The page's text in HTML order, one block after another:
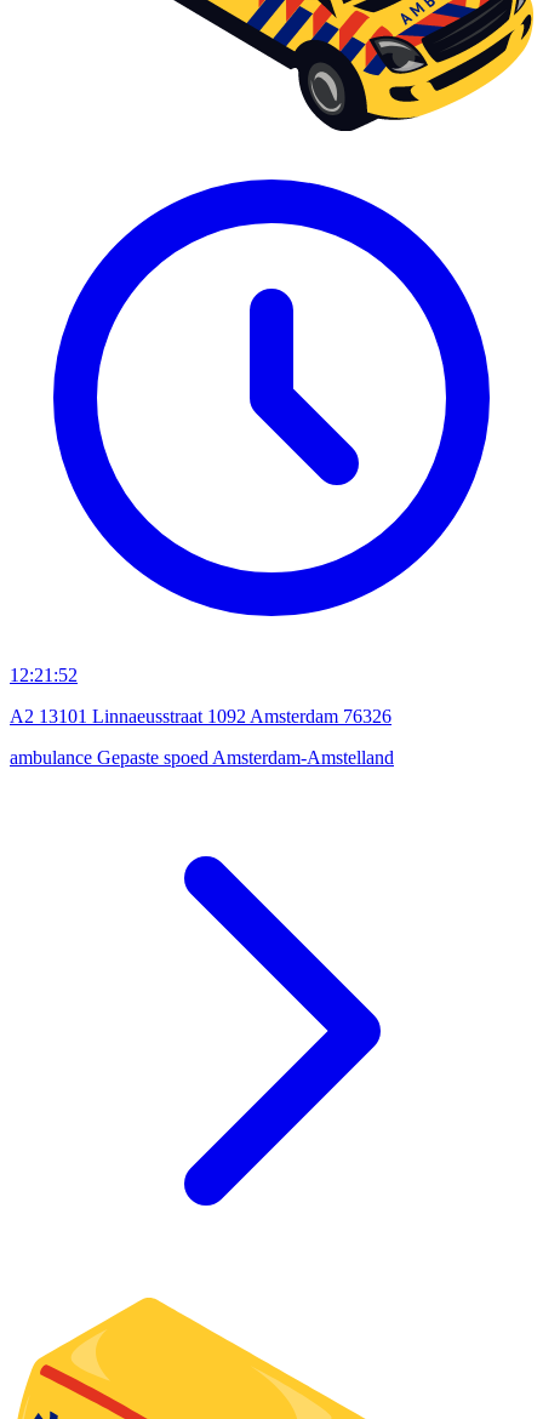
12:21:52
A2 13101 Linnaeusstraat 1092 Amsterdam 76326
ambulance Gepaste spoed Amsterdam-Amstelland